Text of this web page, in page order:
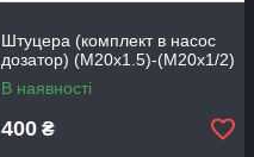
Штуцера (комплект в насос
дозатор) (М20х1.5)-(М20х1/2)
В наявності
400 ₴